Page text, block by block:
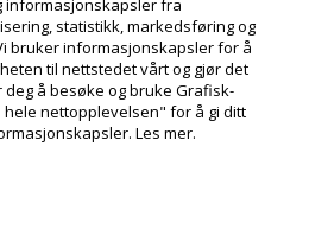
fra
statistikk, markedsføring og
bruker informasjonskapsler for å
til nettstedet vårt og gjør det
å besøke og bruke Grafisk-
hele nettopplevelsen" for å gi ditt
Les mer.
handel.no
27 39 12 14